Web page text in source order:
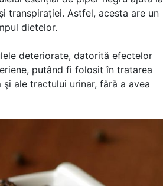
transpirației. Astfel, acesta are un
dietelor.
deteriorate, datorită efectelor
putând fi folosit în tratarea
ale tractului urinar, fără a avea